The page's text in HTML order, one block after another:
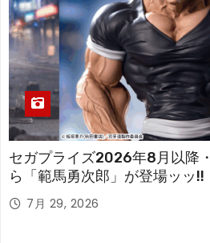
セガプライズ2026年8月以降
ら「範馬勇次郎」が登場ッッ!!
7月 29, 2026